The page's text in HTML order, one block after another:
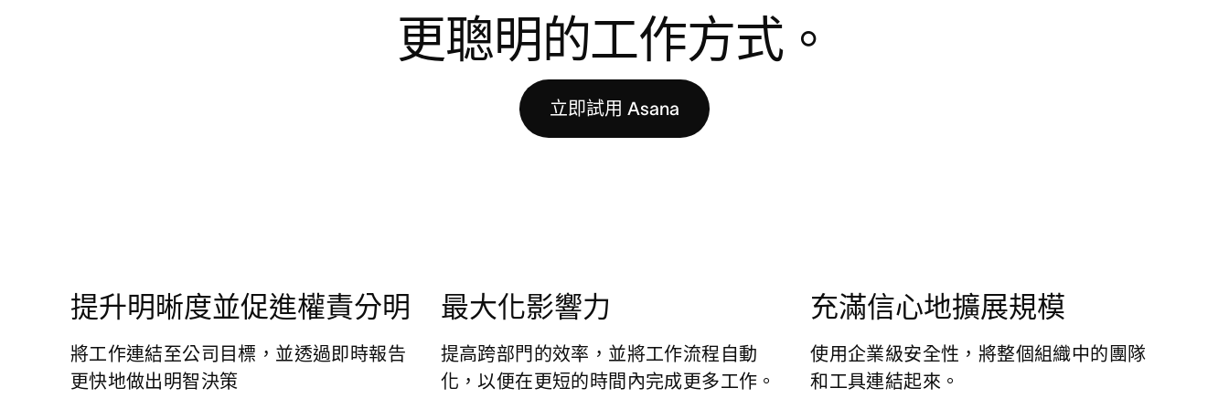
更聰明的工作方式。
立即試用 Asana
提升明晰度並促進權責分明
將工作連結至公司目標，並透過即時報告
更快地做出明智決策
最大化影響力
提高跨部門的效率，並將工作流程自動
化，以便在更短的時間內完成更多工作。
充滿信心地擴展規模
使用企業級安全性，將整個組織中的團隊
和工具連結起來。